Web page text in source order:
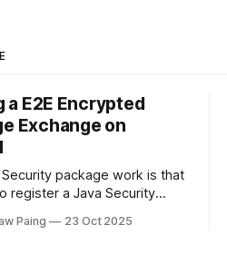
a E2E Encrypted
Exchange on
package work is that
register a Java Security
and key algorithms...
Paing 23 Oct 2025